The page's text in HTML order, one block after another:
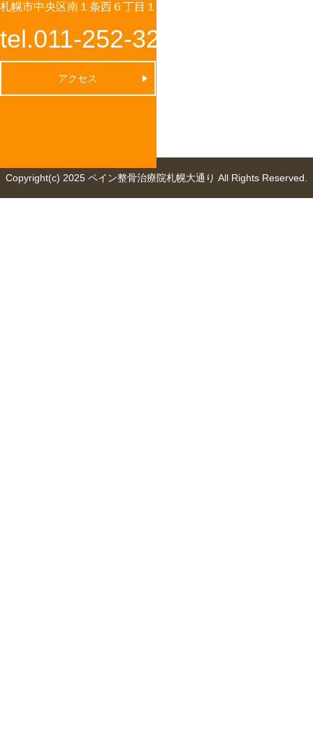
札幌市中央区南１条西６丁目１－４ 第２７桂和ビル8階
tel.011-252-3201
アクセス
Copyright(c) 2025 ペイン整骨治療院札幌大通り All Rights Reserved.